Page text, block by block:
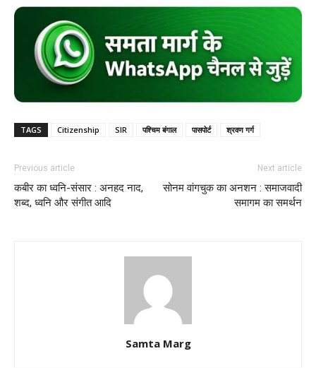
TAGS Citizenship SIR पश्चिम बंगाल पासपोर्ट श्रवण गर्ग
Previous article
कबीर का ध्वनि-संसार : अनहद नाद,
शब्द, ध्वनि और संगीत आदि
Next article
सोनम वांगचुक का अनशन : समाजवादी
समागम का समर्थन
Samta Marg